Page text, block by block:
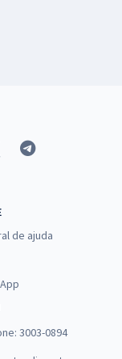
de ajuda
3003-0894